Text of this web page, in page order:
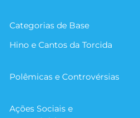
Categorias de Base
Hino e Cantos da Torcida
Polêmicas e Controvérsias
Ações Sociais e